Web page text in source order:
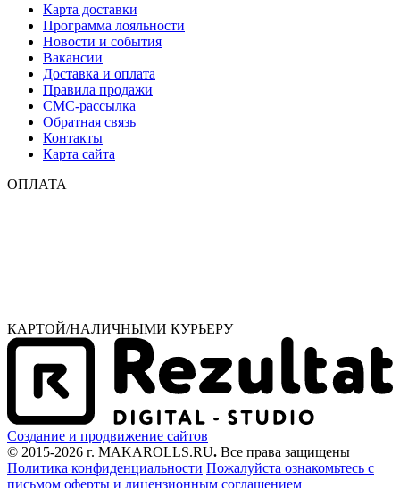
Карта доставки
Программа лояльности
Новости и события
Вакансии
Доставка и оплата
Правила продажи
СМС-рассылка
Обратная связь
Контакты
Карта сайта
ОПЛАТА
КАРТОЙ/НАЛИЧНЫМИ КУРЬЕРУ
Создание и продвижение сайтов
© 2015-2026 г. MAKAROLLS.RU. Все права защищены
Политика конфиденциальности Пожалуйста ознакомьтесь с
письмом оферты и лицензионным соглашением